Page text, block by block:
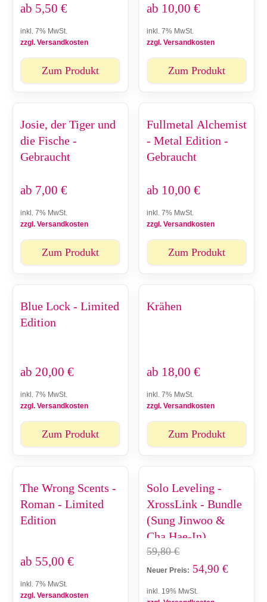
ab 5,50 €
inkl. 7% MwSt.
zzgl. Versandkosten
Zum Produkt
ab 10,00 €
inkl. 7% MwSt.
zzgl. Versandkosten
Zum Produkt
Josie, der Tiger und
die Fische -
Gebraucht
ab 7,00 €
inkl. 7% MwSt.
zzgl. Versandkosten
Zum Produkt
Fullmetal Alchemist
- Metal Edition -
Gebraucht
ab 10,00 €
inkl. 7% MwSt.
zzgl. Versandkosten
Zum Produkt
Blue Lock - Limited
Edition
ab 20,00 €
inkl. 7% MwSt.
zzgl. Versandkosten
Zum Produkt
Krähen
ab 18,00 €
inkl. 7% MwSt.
zzgl. Versandkosten
Zum Produkt
The Wrong Scents -
Roman - Limited
Edition
ab 55,00 €
inkl. 7% MwSt.
zzgl. Versandkosten
Solo Leveling -
XrossLink - Bundle
(Sung Jinwoo &
Cha Hae-In)
59,80€
Neuer Preis: 54,90 €
inkl. 19% MwSt.